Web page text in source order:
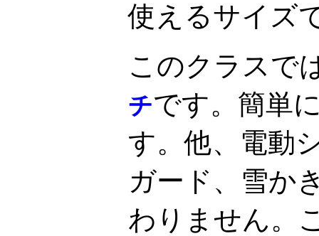
使えるサイズ
このクラスで
チです。簡単
す。他、電動
ガード、雪か
わりません。